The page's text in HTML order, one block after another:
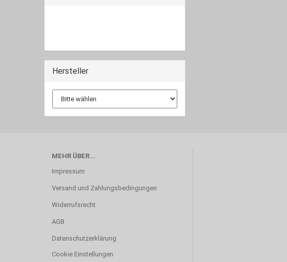
Hersteller
MEHR ÜBER...
Impressum
Versand und Zahlungsbedingungen
Widerrufsrecht
AGB
Datenschutzerklärung
Cookie Einstellungen